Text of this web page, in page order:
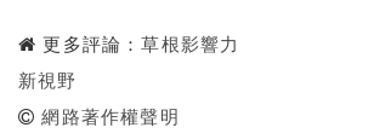
更多評論：草根影響力
新視野
網路著作權聲明